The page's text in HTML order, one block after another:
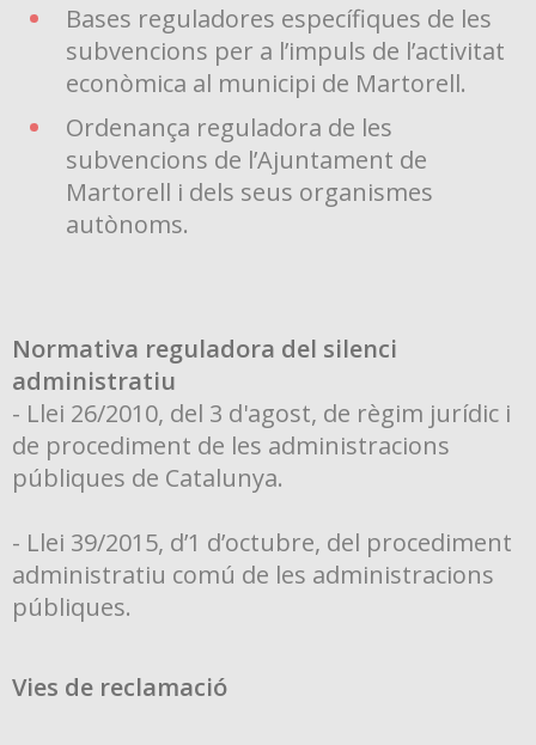
Bases reguladores específiques de les
subvencions per a l’impuls de l’activitat
econòmica al municipi de Martorell.
Ordenança reguladora de les
subvencions de l’Ajuntament de
Martorell i dels seus organismes
autònoms.
Normativa reguladora del silenci
administratiu
- Llei 26/2010, del 3 d'agost, de règim jurídic i
de procediment de les administracions
públiques de Catalunya.
- Llei 39/2015, d’1 d’octubre, del procediment
administratiu comú de les administracions
públiques.
Vies de reclamació